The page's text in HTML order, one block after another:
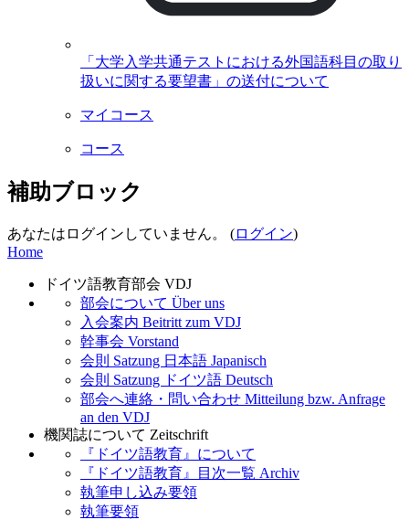
「大学入学共通テストにおける外国語科目の取り
扱いに関する要望書」の送付について
マイコース
コース
補助ブロック
あなたはログインしていません。 (ログイン)
Home
ドイツ語教育部会 VDJ
部会について Über uns
入会案内 Beitritt zum VDJ
幹事会 Vorstand
会則 Satzung 日本語 Japanisch
会則 Satzung ドイツ語 Deutsch
部会へ連絡・問い合わせ Mitteilung bzw. Anfrage
an den VDJ
機関誌について Zeitschrift
『ドイツ語教育』について
『ドイツ語教育』目次一覧 Archiv
執筆申し込み要領
執筆要領